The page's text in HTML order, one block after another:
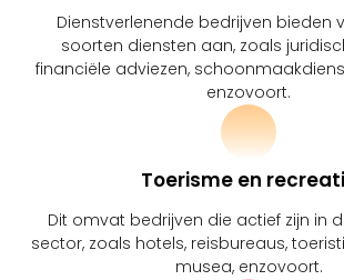
Dienstverlenende bedrijven bieden
soorten diensten aan, zoals
financiële adviezen,
enzovoort.
Toerisme en
Dit omvat bedrijven die actief zijn in
sector, zoals hotels, reisbureaus,
musea, enzovoort.